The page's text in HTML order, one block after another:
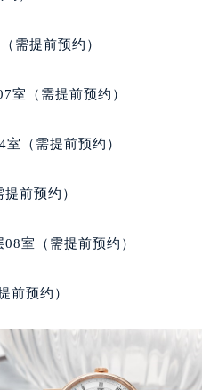
维修授权店1楼宝玑售后服务
座6层602室宝玑售后服务
宝玑售后服务中心（需提前预
井百货名表维修宝玑售后服
宝玑售后服务中心（需提前预
售后服务中心（需提前预约）
玑售后服务中心（需提前预约
街与额尔敦路交叉口宝玑售后
宝玑售后服务中心（需提前预
需提前预约）
室（需提前预约）
（需提前预约）
前预约）
室（需提前预约）
前预约）